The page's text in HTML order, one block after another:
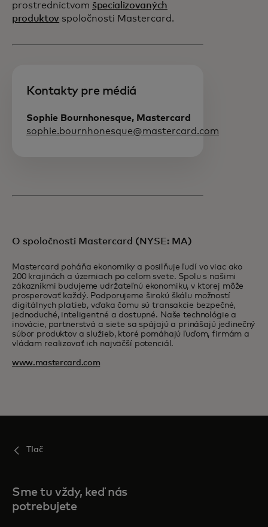
prostredníctvom špecializovaných
produktov spoločnosti Mastercard.
Kontakty pre médiá
Sophie Bournhonesque, Mastercard
sophie.bournhonesque@mastercard.com
O spoločnosti Mastercard (NYSE: MA)
Mastercard poháňa ekonomiky a posilňuje ľudí vo viac ako
200 krajinách a územiach po celom svete. Spolu s našimi
zákazníkmi budujeme udržateľnú ekonomiku, v ktorej môže
prosperovať každý. Podporujeme širokú škálu možností
digitálnych platieb, vďaka čomu sú transakcie bezpečné,
jednoduché, inteligentné a dostupné. Naše technológie a
inovácie, partnerstvá a siete sa spájajú a prinášajú jedinečný
súbor produktov a služieb, ktoré pomáhajú ľuďom, firmám a
vládam realizovať ich najväčší potenciál.
www.mastercard.com
Tlač
Sme tu vždy, keď nás
potrebujete